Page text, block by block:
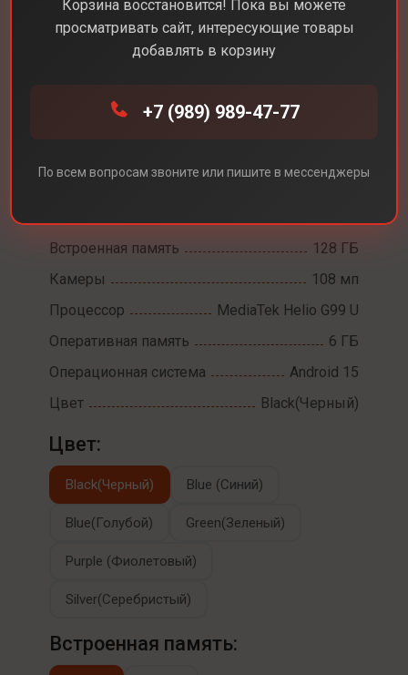
Встроенная память
128 ГБ
Камеры
108 мп
Процессор
MediaTek Helio G99 U
Оперативная память
6 ГБ
Операционная система
Android 15
Цвет
Black(Черный)
Цвет:
Black(Черный) Blue (Синий)
Blue(Голубой) Green(Зеленый)
Purple (Фиолетовый)
Silver(Серебристый)
Встроенная память:
Корзина восстановится! Пока вы можете
просматривать сайт, интересующие товары
добавлять в корзину
+7 (989) 989-47-77
По всем вопросам звоните или пишите в мессенджеры